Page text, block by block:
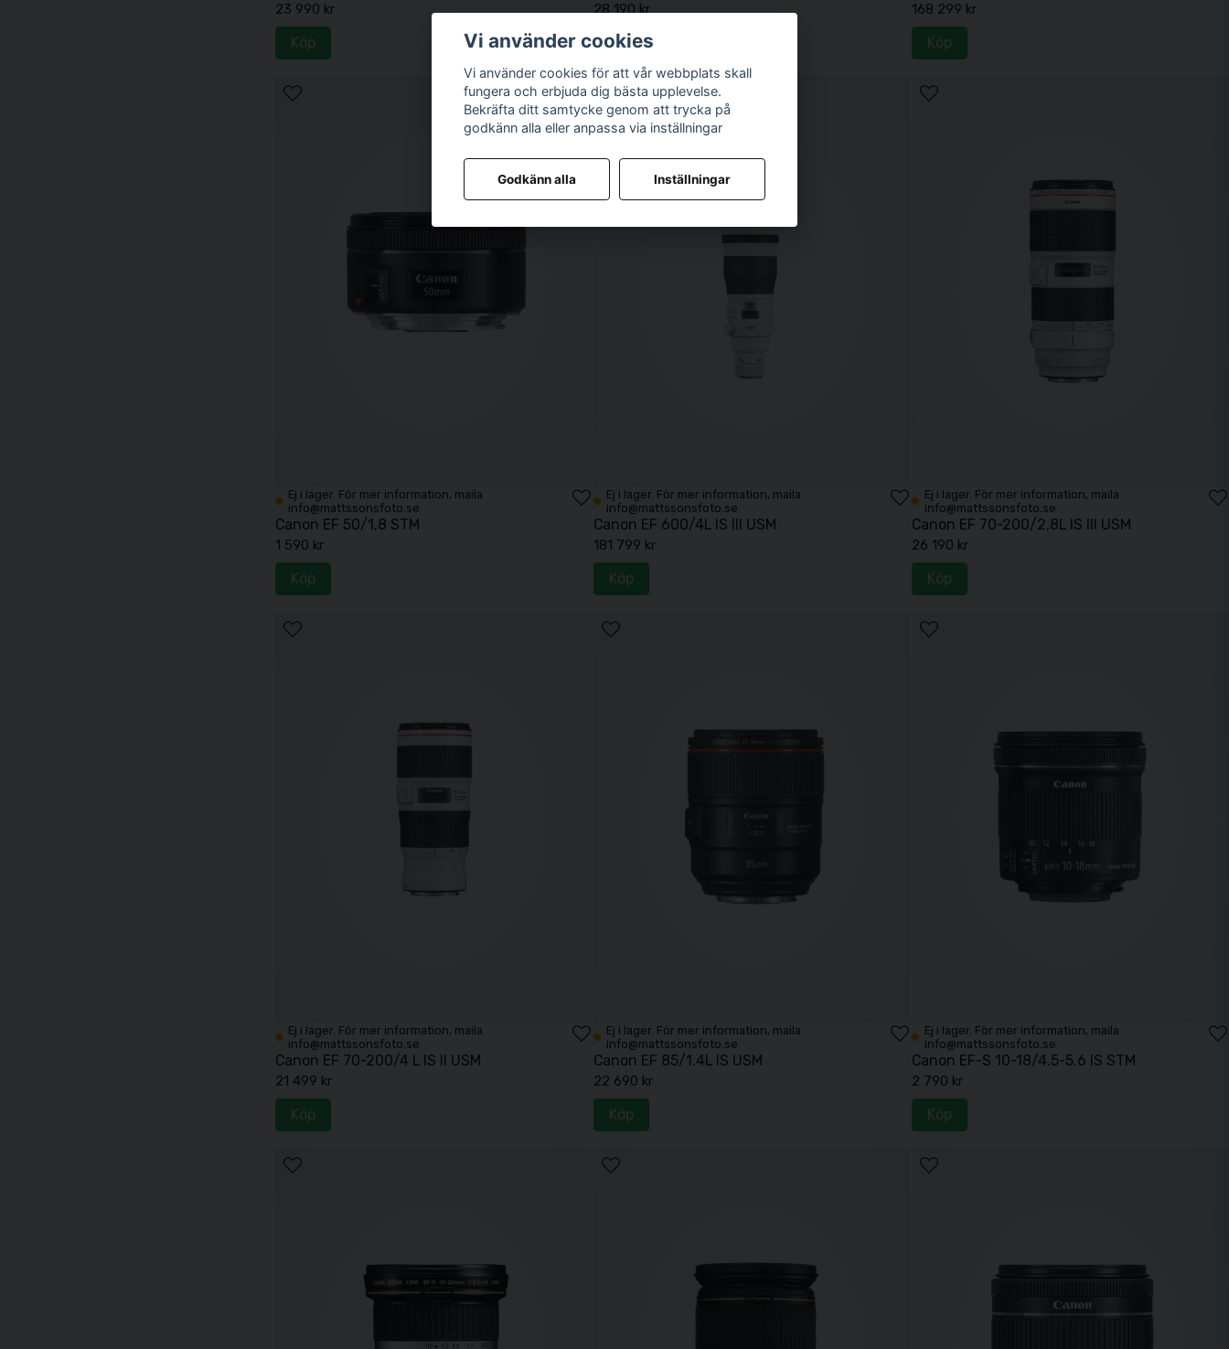
23 990 kr
Köp
28 190 kr
Köp
168 299 kr
Köp
Ej i lager. För mer information, maila
info@mattssonsfoto.se
Canon EF 50/1,8 STM
1 590 kr
Köp
Ej i lager. För mer information, maila
info@mattssonsfoto.se
Canon EF 600/4L IS III USM
181 799 kr
Köp
Ej i lager. För mer information, maila
info@mattssonsfoto.se
Canon EF 70-200/2,8L IS III USM
26 190 kr
Köp
Ej i lager. För mer information, maila
info@mattssonsfoto.se
Canon EF 70-200/4 L IS II USM
21 499 kr
Köp
Ej i lager. För mer information, maila
info@mattssonsfoto.se
Canon EF 85/1.4L IS USM
22 690 kr
Köp
Ej i lager. För mer information, maila
info@mattssonsfoto.se
Canon EF-S 10-18/4.5-5.6 IS STM
2 790 kr
Köp
Vi använder cookies
Vi använder cookies för att vår webbplats skall
fungera och erbjuda dig bästa upplevelse.
Bekräfta ditt samtycke genom att trycka på
godkänn alla eller anpassa via inställningar
Godkänn alla Inställningar